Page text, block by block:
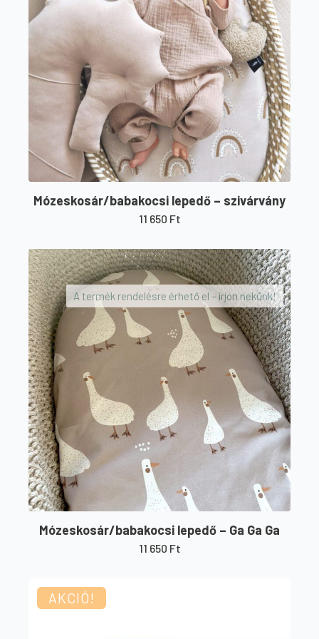
Mózeskosár/babakocsi lepedő – szivárvány
11 650 Ft
A termék rendelésre érhető el – írjon nekünk!
Mózeskosár/babakocsi lepedő – Ga Ga Ga
11 650 Ft
AKCIÓ!